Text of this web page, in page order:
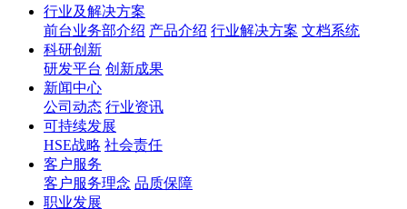
行业及解决方案
前台业务部介绍 产品介绍 行业解决方案 文档系统
科研创新
研发平台 创新成果
新闻中心
公司动态 行业资讯
可持续发展
HSE战略 社会责任
客户服务
客户服务理念 品质保障
职业发展